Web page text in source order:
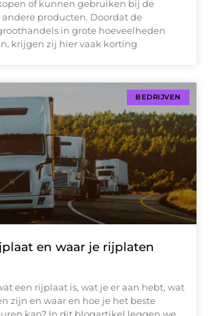
of kunnen gebruiken bij de
producten. Doordat de
in grote hoeveelheden
krijgen zij hier vaak korting
BEDRIJVEN
en waar je rijplaten
een rijplaat is, wat je er aan hebt, wat
zijn en waar en hoe je het beste